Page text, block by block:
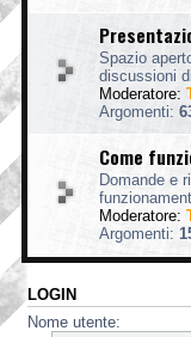
Spazio
discussioni
Moderatore:
Argomenti:
Come
Domande e
Moderatore:
Argomenti:
LOGIN
Nome utente: